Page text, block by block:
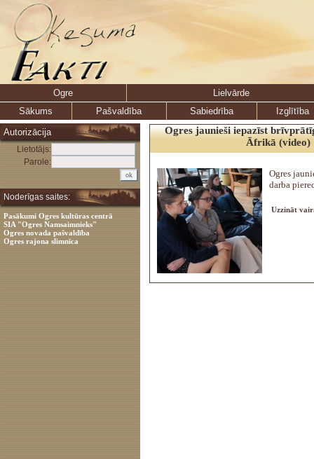
Ogre
Lielvārde
Sākums
Pašvaldība Sabiedrība
Izglītība
Autorizācija
Lietotājs:
Parole:
Noderīgas saites:
Pasākumi Ogres kultūras centrā
SIA "Ogres Namsaimnieks"
Ogres novada pašvaldība
Ogres rajona slimnīca
Ogres jaunieši iepazīst
Āfrikā (video)
Ogres
darba
Uzzināt